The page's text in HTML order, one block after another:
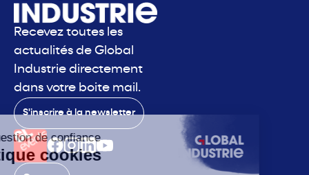
Recevez toutes les
actualités de Global
Industrie directement
dans votre boite mail.
S'inscrire à la newsletter